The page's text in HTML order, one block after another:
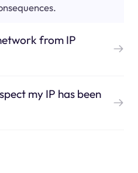
from IP
my IP has been